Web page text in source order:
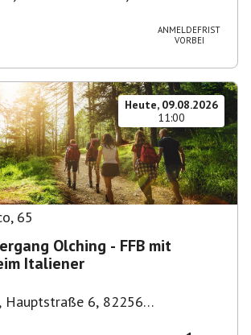
ANMELDEFRIST
VORBEI
Heute, 09.08.2026
11:00
, 65
Olching - FFB mit
Italiener
, Hauptstraße 6, 82256